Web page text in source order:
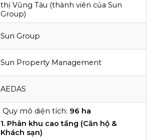
thị Vũng Tàu (thành viên của Sun
Group)
Sun Group
Sun Property Management
AEDAS
Quy mô diện tích: 96 ha
1. Phân khu cao tầng (Căn hộ &
Khách sạn)